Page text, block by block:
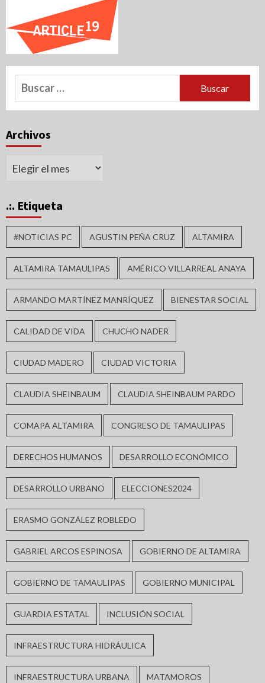
Buscar:
Archivos
Archivos
.:. Etiqueta
#NOTICIAS PC AGUSTIN PEÑA CRUZ ALTAMIRA
ALTAMIRA TAMAULIPAS AMÉRICO VILLARREAL ANAYA
ARMANDO MARTÍNEZ MANRÍQUEZ BIENESTAR SOCIAL
CALIDAD DE VIDA CHUCHO NADER
CIUDAD MADERO CIUDAD VICTORIA
CLAUDIA SHEINBAUM CLAUDIA SHEINBAUM PARDO
COMAPA ALTAMIRA CONGRESO DE TAMAULIPAS
DERECHOS HUMANOS DESARROLLO ECONÓMICO
DESARROLLO URBANO ELECCIONES2024
ERASMO GONZÁLEZ ROBLEDO
GABRIEL ARCOS ESPINOSA GOBIERNO DE ALTAMIRA
GOBIERNO DE TAMAULIPAS GOBIERNO MUNICIPAL
GUARDIA ESTATAL INCLUSIÓN SOCIAL
INFRAESTRUCTURA HIDRÁULICA
INFRAESTRUCTURA URBANA MATAMOROS